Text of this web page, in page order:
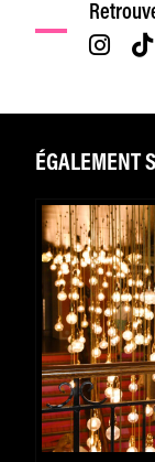
ÉGALEMENT